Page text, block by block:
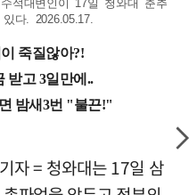
석대변인이 17일 청와대 춘추
다. 2026.05.17.
자 = 청와대는 17일 삼